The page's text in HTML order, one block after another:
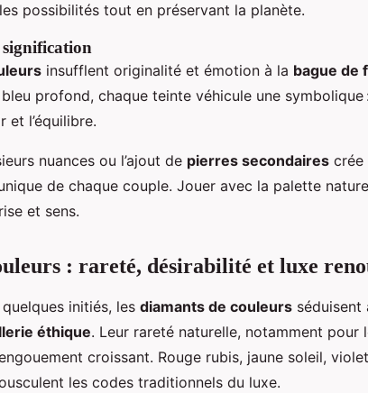
possibilités tout en préservant la planète.
signification
insufflent originalité et émotion à la bague de
bleu profond, chaque teinte véhicule une symbolique
et l’équilibre.
nuances ou l’ajout de pierres secondaires crée
de chaque couple. Jouer avec la palette
et sens.
: rareté, désirabilité et luxe
initiés, les diamants de couleurs séduisent
éthique. Leur rareté naturelle, notamment pour
croissant. Rouge rubis, jaune soleil,
les codes traditionnels du luxe.